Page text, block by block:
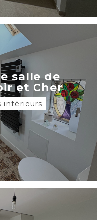
salle de
et Cher
intérieurs